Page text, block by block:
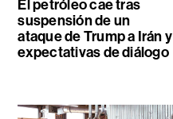
El petróleo cae tras
suspensión de un
ataque de Trump a Irán y
expectativas de diálogo